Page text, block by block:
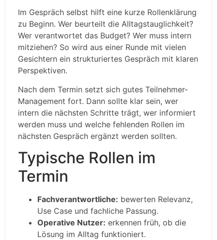
Im Gespräch selbst hilft eine kurze Rollenklärung
zu Beginn. Wer beurteilt die Alltagstauglichkeit?
Wer verantwortet das Budget? Wer muss intern
mitziehen? So wird aus einer Runde mit vielen
Gesichtern ein strukturiertes Gespräch mit klaren
Perspektiven.
Nach dem Termin setzt sich gutes Teilnehmer-
Management fort. Dann sollte klar sein, wer
intern die nächsten Schritte trägt, wer informiert
werden muss und welche fehlenden Rollen im
nächsten Gespräch ergänzt werden sollten.
Typische Rollen im
Termin
Fachverantwortliche: bewerten Relevanz,
Use Case und fachliche Passung.
Operative Nutzer: erkennen früh, ob die
Lösung im Alltag funktioniert.